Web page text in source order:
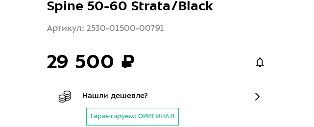
Spine 50-60 Strata/Black
Артикул: 2530-01500-00791
29 500 ₽
Нашли дешевле?
Гарантируем: ОРИГИНАЛ